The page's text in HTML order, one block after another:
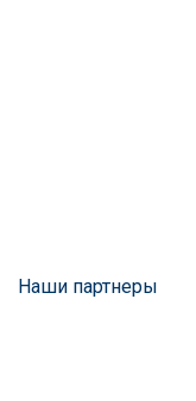
Наши партнеры